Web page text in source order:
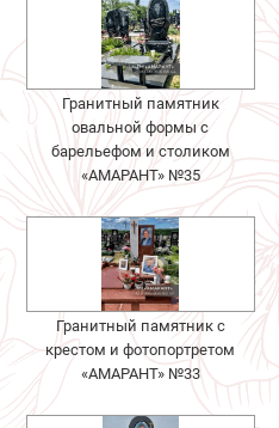
Гранитный памятник
овальной формы с
барельефом и столиком
«АМАРАНТ» №35
Гранитный памятник с
крестом и фотопортретом
«АМАРАНТ» №33